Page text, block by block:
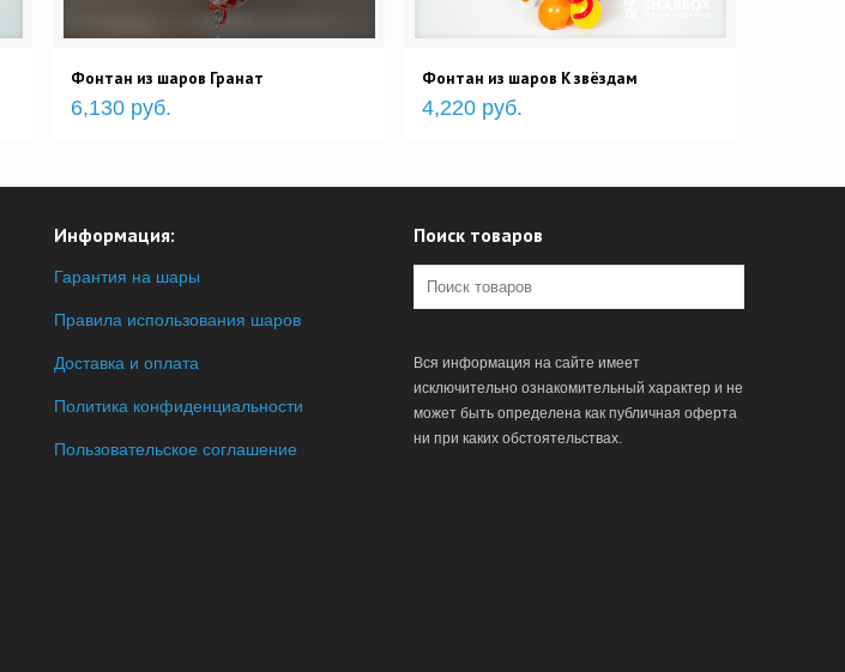
Фонтан из шаров Гранат
6,130 руб.
Фонтан из шаров К звёздам
4,220 руб.
Информация:
Гарантия на шары
Правила использования шаров
Доставка и оплата
Политика конфиденциальности
Пользовательское соглашение
Поиск товаров
Вся информация на сайте имеет
исключительно ознакомительный характер и не
может быть определена как публичная оферта
ни при каких обстоятельствах.